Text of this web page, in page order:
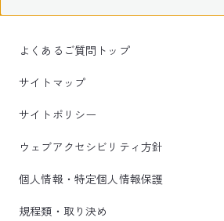
よくあるご質問トップ
サイトマップ
サイトポリシー
ウェブアクセシビリティ方針
個人情報・特定個人情報保護
規程類・取り決め